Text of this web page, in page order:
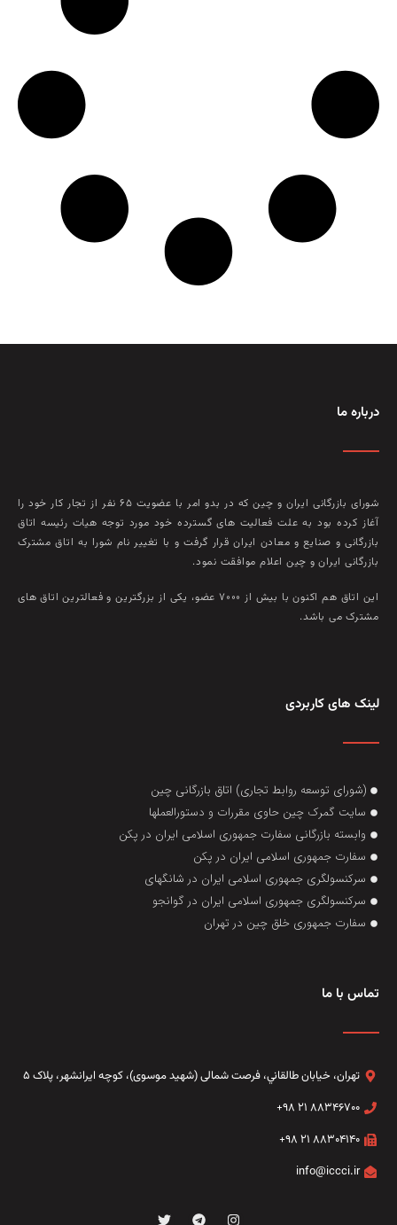
درباره ما
شورای بازرگانی ایران و چین که در بدو امر با عضويت ۶۵ نفر از تجار کار خود را
آغاز کرده بود به علت فعاليت‌ های گسترده خود مورد توجه هيات رئيسه اتاق
بازرگانی و صنايع و معادن ايران قرار گرفت و با تغيير نام شورا به اتاق مشترک
بازرگانی ايران و چين اعلام موافقت نمود.
این اتاق هم‌ اکنون با بيش از ۷۰۰۰ عضو، يکی از بزرگترين و فعالترين اتاق‌ های
مشترک می باشد.
لینک های کاربردی
(شورای توسعه روابط تجاری) اتاق بازرگانی چین
سایت گمرک چین حاوی مقررات و دستورالعملها
وابسته بازرگانی سفارت جمهوری اسلامی ایران در پکن
سفارت جمهوری اسلامی ایران در پکن
سرکنسولگری جمهوری اسلامی ایران در شانگهای
سرکنسولگری جمهوری اسلامی ایران در گوانجو
سفارت جمهوری خلق چین در تهران
تماس با ما
تهران، خيابان طالقاني،‌ فرصت شمالی (شهید موسوی)، کوچه ایرانشهر، پلاک ۵
۸۸۳۴۶۷۰۰ ۲۱ ۹۸+
۸۸۳۰۴۱۴۰ ۲۱ ۹۸+
info@iccci.ir